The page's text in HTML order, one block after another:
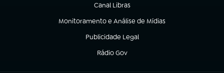
Canal Libras
(abre em nova aba)
Monitoramento e Análise de Mídias
(abre em nova aba)
Publicidade Legal
(abre em nova aba)
Rádio Gov
(abre em nova aba)